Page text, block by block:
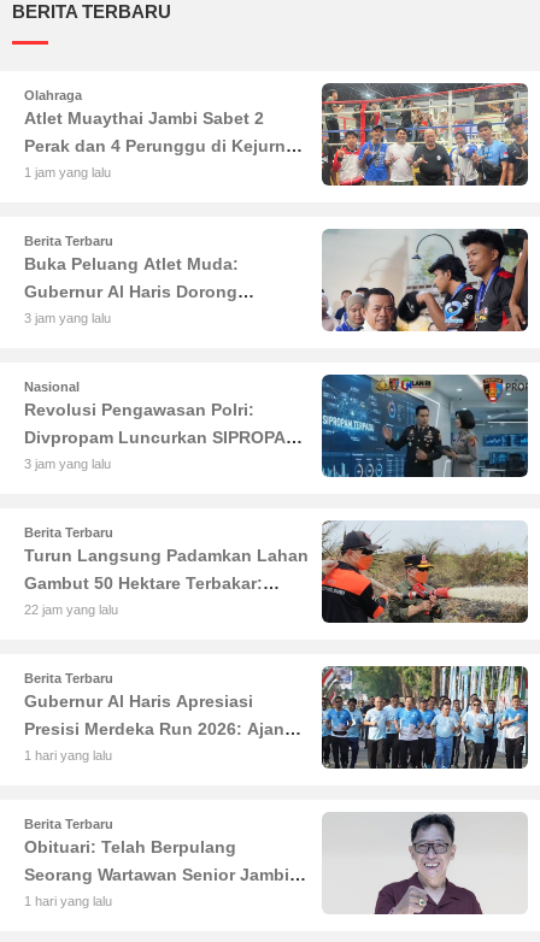
BERITA TERBARU
Olahraga
Atlet Muaythai Jambi Sabet 2
Perak dan 4 Perunggu di Kejurnas
IMC 2026 Bekasi
1 jam yang lalu
Berita Terbaru
Buka Peluang Atlet Muda:
Gubernur Al Haris Dorong
Turnamen Padel Piala Ketua DPRD
3 jam yang lalu
Nasional
Revolusi Pengawasan Polri:
Divpropam Luncurkan SIPROPAM
Terpadu Berbasis AI untuk
3 jam yang lalu
Berita Terbaru
Turun Langsung Padamkan Lahan
Gambut 50 Hektare Terbakar:
Gubernur Al Haris Minta Desa di
22 jam yang lalu
Berita Terbaru
Gubernur Al Haris Apresiasi
Presisi Merdeka Run 2026: Ajang
Olahraga yang Gerakkan UMKM
1 hari yang lalu
Berita Terbaru
Obituari: Telah Berpulang
Seorang Wartawan Senior Jambi
Hery Farmansyah atau Hery
1 hari yang lalu